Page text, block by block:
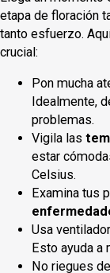
etapa de floración
tanto esfuerzo.
crucial:
Pon mucha
Idealmente,
problemas.
Vigila las
estar
Celsius.
Examina tus
Usa
Esto ayuda a
No riegues